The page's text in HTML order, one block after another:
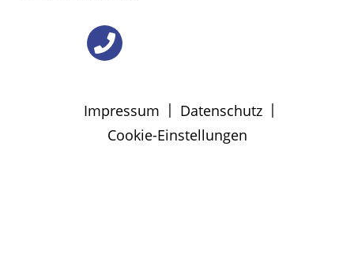
Impressum | Datenschutz |
Cookie-Einstellungen